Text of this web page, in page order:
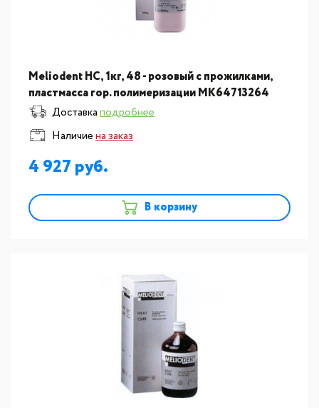
Meliodent HC, 1кг, 48 - розовый с прожилками,
пластмасса гор. полимеризации МК64713264
Доставкаподробнее
Наличиена заказ
4 927
В корзину